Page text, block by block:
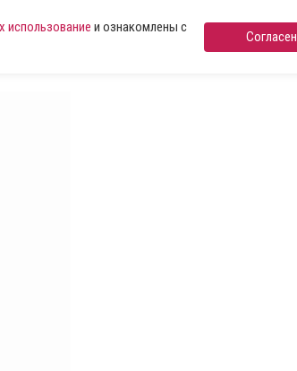
использование и ознакомлены с
Согласен